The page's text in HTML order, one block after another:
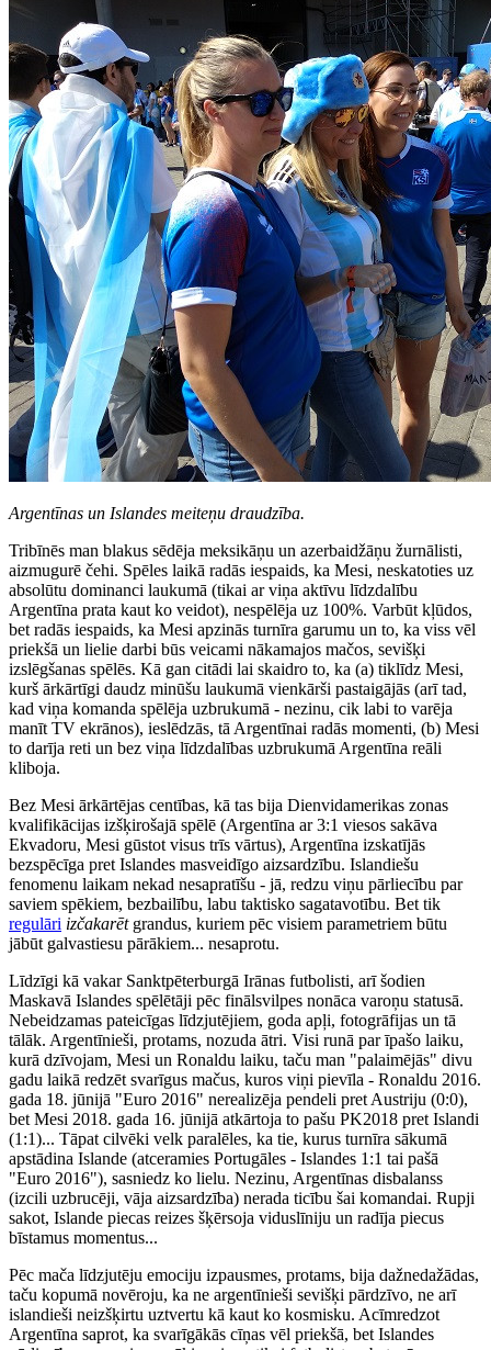
Argentīnas un Islandes meiteņu draudzība.
Tribīnēs man blakus sēdēja meksikāņu un azerbaidžāņu žurnālisti,
aizmugurē čehi. Spēles laikā radās iespaids, ka Mesi, neskatoties uz
absolūtu dominanci laukumā (tikai ar viņa aktīvu līdzdalību
Argentīna prata kaut ko veidot), nespēlēja uz 100%. Varbūt kļūdos,
bet radās iespaids, ka Mesi apzinās turnīra garumu un to, ka viss vēl
priekšā un lielie darbi būs veicami nākamajos mačos, sevišķi
izslēgšanas spēlēs. Kā gan citādi lai skaidro to, ka (a) tiklīdz Mesi,
kurš ārkārtīgi daudz minūšu laukumā vienkārši pastaigājās (arī tad,
kad viņa komanda spēlēja uzbrukumā - nezinu, cik labi to varēja
manīt TV ekrānos), ieslēdzās, tā Argentīnai radās momenti, (b) Mesi
to darīja reti un bez viņa līdzdalības uzbrukumā Argentīna reāli
kliboja.
Bez Mesi ārkārtējas centības, kā tas bija Dienvidamerikas zonas
kvalifikācijas izšķirošajā spēlē (Argentīna ar 3:1 viesos sakāva
Ekvadoru, Mesi gūstot visus trīs vārtus), Argentīna izskatījās
bezspēcīga pret Islandes masveidīgo aizsardzību. Islandiešu
fenomenu laikam nekad nesapratīšu - jā, redzu viņu pārliecību par
saviem spēkiem, bezbailību, labu taktisko sagatavotību. Bet tik
regulāri izčakarētgrandus, kuriem pēc visiem parametriem būtu
jābūt galvastiesu pārākiem... nesaprotu.
Līdzīgi kā vakar Sanktpēterburgā Irānas futbolisti, arī šodien
Maskavā Islandes spēlētāji pēc finālsvilpes nonāca varoņu statusā.
Nebeidzamas pateicīgas līdzjutējiem, goda apļi, fotogrāfijas un tā
tālāk. Argentīnieši, protams, nozuda ātri. Visi runā par īpašo laiku,
kurā dzīvojam, Mesi un Ronaldu laiku, taču man "palaimējās" divu
gadu laikā redzēt svarīgus mačus, kuros viņi pievīla - Ronaldu 2016.
gada 18. jūnijā "Euro 2016" nerealizēja pendeli pret Austriju (0:0),
bet Mesi 2018. gada 16. jūnijā atkārtoja to pašu PK2018 pret Islandi
(1:1)... Tāpat cilvēki velk paralēles, ka tie, kurus turnīra sākumā
apstādina Islande (atceramies Portugāles - Islandes 1:1 tai pašā
"Euro 2016"), sasniedz ko lielu. Nezinu, Argentīnas disbalanss
(izcili uzbrucēji, vāja aizsardzība) nerada ticību šai komandai. Rupji
sakot, Islande piecas reizes šķērsoja viduslīniju un radīja piecus
bīstamus momentus...
Pēc mača līdzjutēju emociju izpausmes, protams, bija dažnedažādas,
taču kopumā novēroju, ka ne argentīnieši sevišķi pārdzīvo, ne arī
islandieši neizšķirtu uztvertu kā kaut ko kosmisku. Acīmredzot
Argentīna saprot, ka svarīgākās cīņas vēl priekšā, bet Islandes